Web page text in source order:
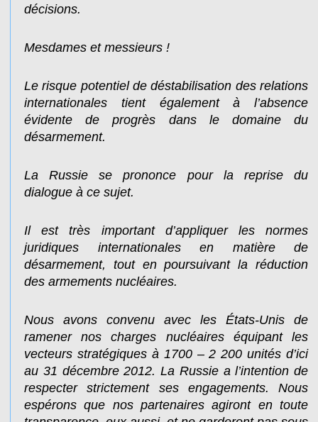
décisions.
Mesdames et messieurs !
Le risque potentiel de déstabilisation des relations
internationales tient également à l’absence
évidente de progrès dans le domaine du
désarmement.
La Russie se prononce pour la reprise du
dialogue à ce sujet.
Il est très important d’appliquer les normes
juridiques internationales en matière de
désarmement, tout en poursuivant la réduction
des armements nucléaires.
Nous avons convenu avec les États-Unis de
ramener nos charges nucléaires équipant les
vecteurs stratégiques à 1700 – 2 200 unités d’ici
au 31 décembre 2012. La Russie a l’intention de
respecter strictement ses engagements. Nous
espérons que nos partenaires agiront en toute